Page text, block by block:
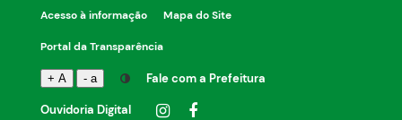
Acesso à informação Mapa do Site
Portal da Transparência
+ A - a Fale com a Prefeitura
Ouvidoria Digital